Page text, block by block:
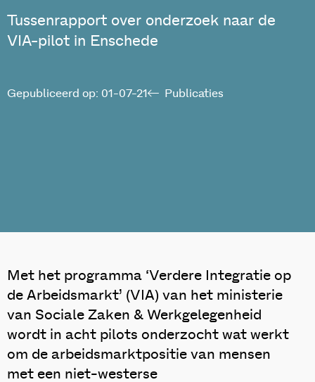
Tussenrapport over onderzoek naar de
VIA-pilot in Enschede
Publicaties
Gepubliceerd op: 01-07-21
Met het programma ‘Verdere Integratie op
de Arbeidsmarkt’ (VIA) van het ministerie
van Sociale Zaken & Werkgelegenheid
wordt in acht pilots onderzocht wat werkt
om de arbeidsmarktpositie van mensen
met een niet-westerse